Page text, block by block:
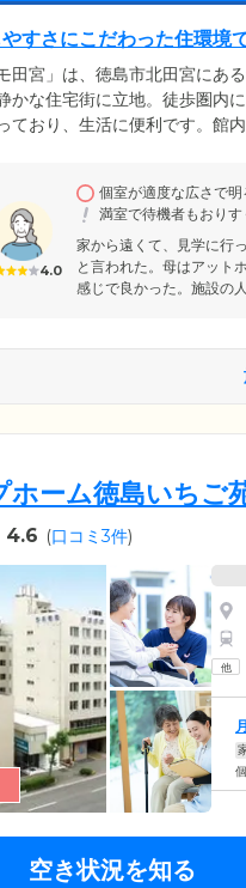
すさにこだわった住環境
田宮」は、徳島市北田宮にあ
かな住宅街に立地。徒歩圏内
ており、生活に便利です。館
て外食やお散歩に出かけること
楽しみください。
4.0
個室が適度な広さで明
満室で待機者もおり
家から遠くて、見学に行
と言われた。母はアット
感じで良かった。施設の
ホーム徳島いちご
4.6 (口コミ3件)
空き状況を知る